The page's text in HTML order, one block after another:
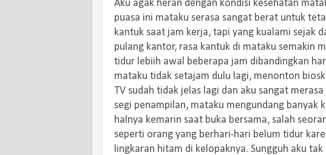
Aku agak heran dengan kondisi kesehatan
puasa ini mataku serasa sangat berat untuk
kantuk saat jam kerja, tapi yang kualami sejak
pulang kantor, rasa kantuk di mataku semakin
tidur lebiih awal beberapa jam dibandingkan
mataku tidak setajam dulu lagi, menonton
TV sudah tidak jelas lagi dan aku sangat
segi penampilan, mataku mengundang banyak
halnya kemarin saat buka bersama, salah
seperti orang yang berhari-hari belum tidur
lingkaran hitam di kelopaknya. Sungguh aku